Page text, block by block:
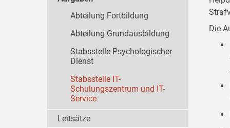
Die
Abteilung Fortbildung
Abteilung Grundausbildung
Stabsstelle Psychologischer
Dienst
Stabsstelle IT-
Schulungszentrum und IT-
Service
Leitsätze